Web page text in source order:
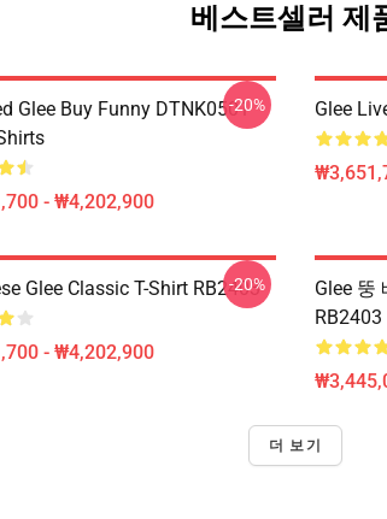
베스트셀러 제
Glee Buy Funny DTNK0501
- ₩4,202,900
-20% Glee
Glee Classic T-Shirt RB2403
- ₩4,202,900
-20%
Glee 뚱
RB2403
더 보기